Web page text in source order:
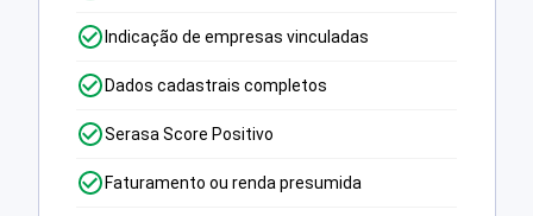
Indicação de empresas vinculadas
Dados cadastrais completos
Serasa Score Positivo
Faturamento ou renda presumida